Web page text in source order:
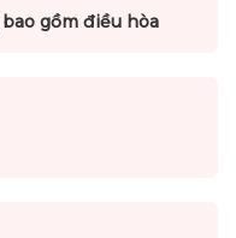
gồm điều hòa